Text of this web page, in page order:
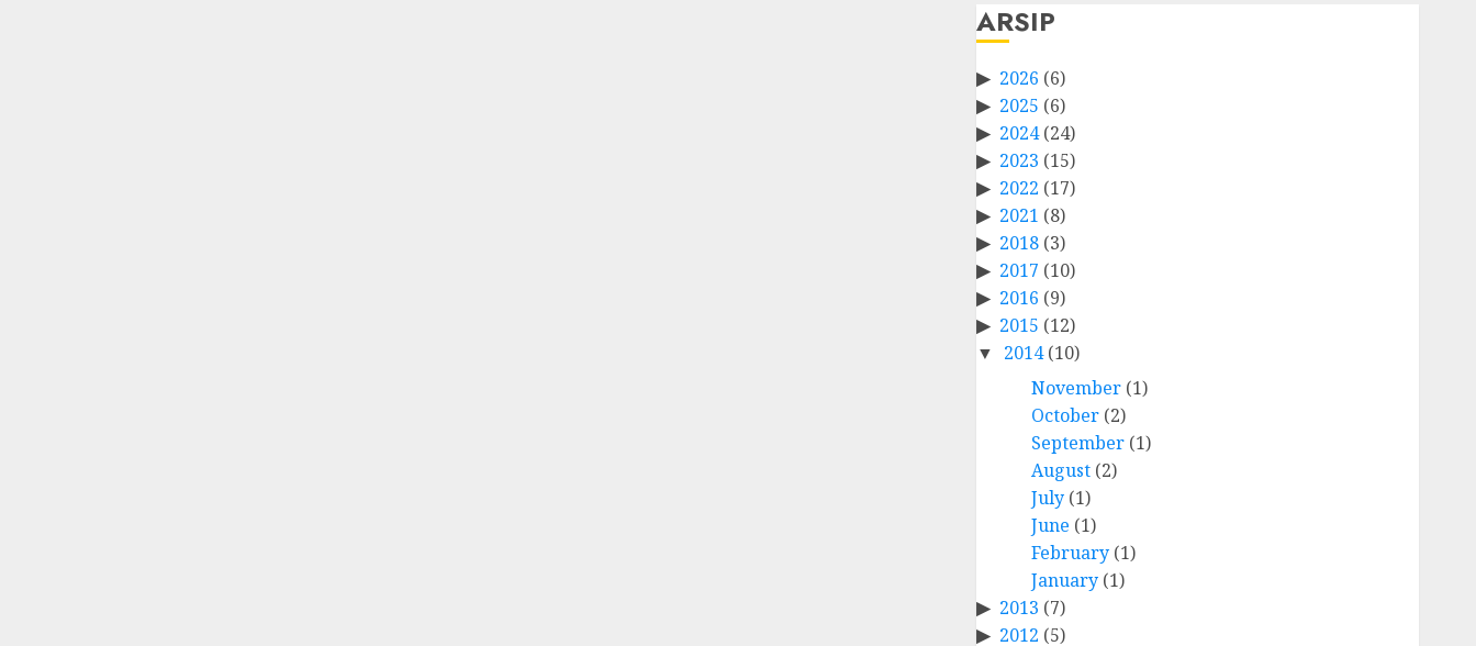
ARSIP
2026 (6)
2025 (6)
2024(24)
2023 (15)
2022 (17)
2021 (8)
2018(3)
2017 (10)
2016 (9)
2015 (12)
2014(10)
November(1)
October(2)
September(1)
August(2)
July(1)
June (1)
February(1)
January(1)
2013 (7)
2012 (5)